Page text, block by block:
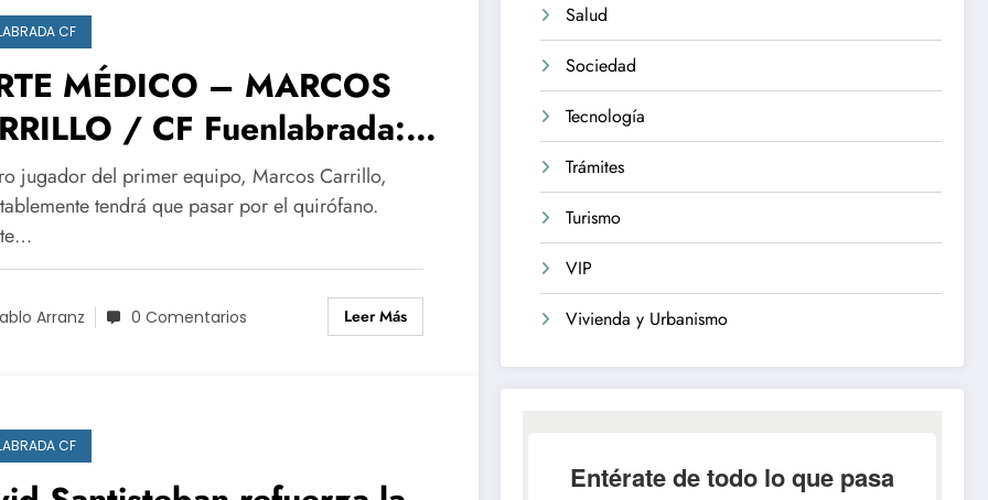
CF
MÉDICO – MARCOS
/ CF Fuenlabrada:
grave en pierna
jugador del primer equipo, Marcos Carrillo,
tendrá que pasar por el quirófano.
Arranz 0 Comentarios Leer Más
CF
Salud
Sociedad
Tecnología
Trámites
Turismo
VIP
Vivienda y Urbanismo